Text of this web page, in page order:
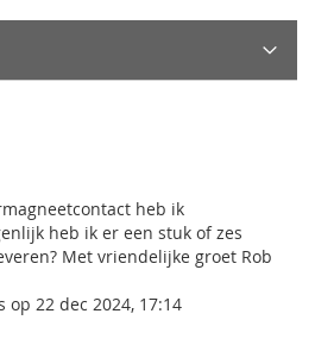
heb ik
heb ik er een stuk of zes
Met vriendelijke groet Rob
op 22 dec 2024, 17:14